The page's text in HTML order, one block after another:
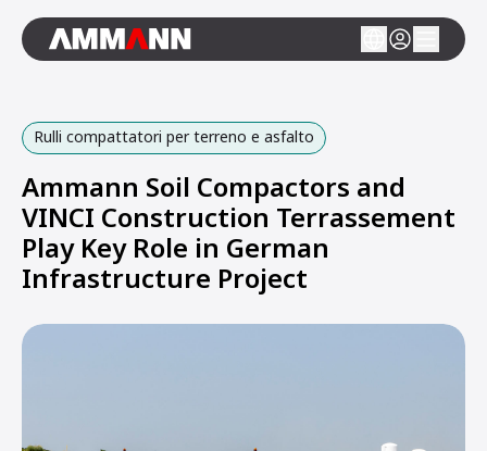
Rulli compattatori per terreno e asfalto
Ammann Soil Compactors and
VINCI Construction Terrassement
Play Key Role in German
Infrastructure Project